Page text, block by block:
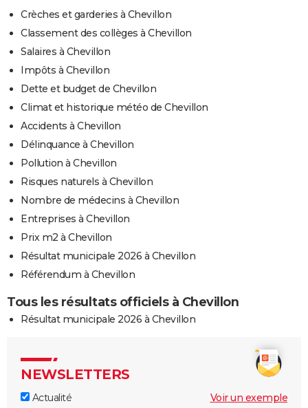
Crèches et garderies à Chevillon
Classement des collèges à Chevillon
Salaires à Chevillon
Impôts à Chevillon
Dette et budget de Chevillon
Climat et historique météo de Chevillon
Accidents à Chevillon
Délinquance à Chevillon
Pollution à Chevillon
Risques naturels à Chevillon
Nombre de médecins à Chevillon
Entreprises à Chevillon
Prix m2 à Chevillon
Résultat municipale 2026 à Chevillon
Référendum à Chevillon
Tous les résultats officiels à Chevillon
Résultat municipale 2026 à Chevillon
NEWSLETTERS
Actualité
Voir un exemple